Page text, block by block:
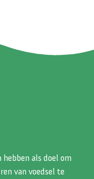
hebben als doel om
van voedsel te